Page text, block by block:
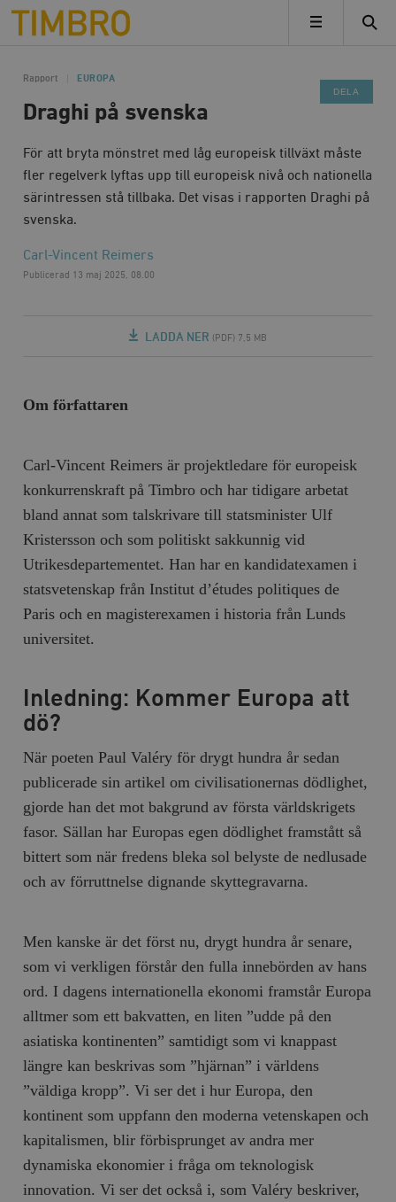
Timbro
MENY
Rapport EUROPA
Draghi på svenska
För att bryta mönstret med låg europeisk tillväxt måste
fler regelverk lyftas upp till europeisk nivå och nationella
särintressen stå tillbaka. Det visas i rapporten Draghi på
svenska.
Carl-Vincent Reimers
Publicerad 13 maj 2025, 08.00
LADDA NER (PDF) 7,5 MB
Om författaren
Carl-Vincent Reimers är projektledare för europeisk
konkurrenskraft på Timbro och har tidigare arbetat
bland annat som talskrivare till statsminister Ulf
Kristersson och som politiskt sakkunnig vid
Utrikesdepartementet. Han har en kandidatexamen i
statsvetenskap från Institut d’études politiques de
Paris och en magisterexamen i historia från Lunds
universitet.
Inledning: Kommer Europa att
dö?
När poeten Paul Valéry för drygt hundra år sedan
publicerade sin artikel om civilisationernas dödlighet,
gjorde han det mot bakgrund av första världskrigets
fasor. Sällan har Europas egen dödlighet framstått så
bittert som när fredens bleka sol belyste de nedlusade
och av förruttnelse dignande skyttegravarna.
Men kanske är det först nu, drygt hundra år senare,
som vi verkligen förstår den fulla innebörden av hans
ord. I dagens internationella ekonomi framstår Europa
alltmer som ett bakvatten, en liten ”udde på den
asiatiska kontinenten” samtidigt som vi knappast
längre kan beskrivas som ”hjärnan” i världens
”väldiga kropp”. Vi ser det i hur Europa, den
kontinent som uppfann den moderna vetenskapen och
kapitalismen, blir förbisprunget av andra mer
dynamiska ekonomier i fråga om teknologisk
innovation. Vi ser det också i, som Valéry beskriver,
DELA